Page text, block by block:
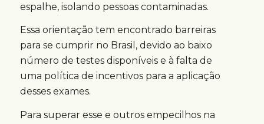
espalhe, isolando pessoas contaminadas.
Essa orientação tem encontrado barreiras
para se cumprir no Brasil, devido ao baixo
número de testes disponíveis e à falta de
uma política de incentivos para a aplicação
desses exames.
Para superar esse e outros empecilhos na